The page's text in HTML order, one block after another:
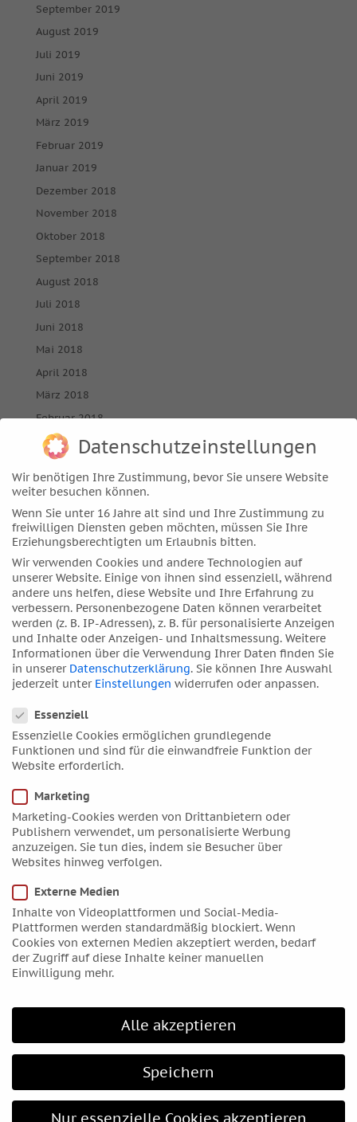
September 2019
August 2019
Juli 2019
Juni 2019
April 2019
März 2019
Februar 2019
Januar 2019
Dezember 2018
November 2018
Oktober 2018
September 2018
August 2018
Juli 2018
Juni 2018
Mai 2018
April 2018
März 2018
Februar 2018
Januar 2018
Dezember 2017
November 2017
Oktober 2017
September 2017
Juli 2017
Juni 2017
Mai 2017
April 2017
März 2017
Februar 2017
Januar 2017
Dezember 2016
November 2016
September 2016
August 2016
Juli 2016
Mai 2016
April 2016
März 2016
Februar 2016
Dezember 2015
Oktober 2015
August 2015
Datenschutzeinstellungen
Wir benötigen Ihre Zustimmung, bevor Sie unsere Website
weiter besuchen können.
Wenn Sie unter 16 Jahre alt sind und Ihre Zustimmung zu
freiwilligen Diensten geben möchten, müssen Sie Ihre
Erziehungsberechtigten um Erlaubnis bitten.
Wir verwenden Cookies und andere Technologien auf
unserer Website. Einige von ihnen sind essenziell, während
andere uns helfen, diese Website und Ihre Erfahrung zu
verbessern. Personenbezogene Daten können verarbeitet
werden (z. B. IP-Adressen), z. B. für personalisierte Anzeigen
und Inhalte oder Anzeigen- und Inhaltsmessung. Weitere
Informationen über die Verwendung Ihrer Daten finden Sie
in unserer Datenschutzerklärung. Sie können Ihre Auswahl
jederzeit unter Einstellungen widerrufen oder anpassen.
Essenziell
Essenzielle Cookies ermöglichen grundlegende
Funktionen und sind für die einwandfreie Funktion der
Website erforderlich.
Marketing
Marketing-Cookies werden von Drittanbietern oder
Publishern verwendet, um personalisierte Werbung
anzuzeigen. Sie tun dies, indem sie Besucher über
Websites hinweg verfolgen.
Externe Medien
Inhalte von Videoplattformen und Social-Media-
Plattformen werden standardmäßig blockiert. Wenn
Cookies von externen Medien akzeptiert werden, bedarf
der Zugriff auf diese Inhalte keiner manuellen
Einwilligung mehr.
Alle akzeptieren
Speichern